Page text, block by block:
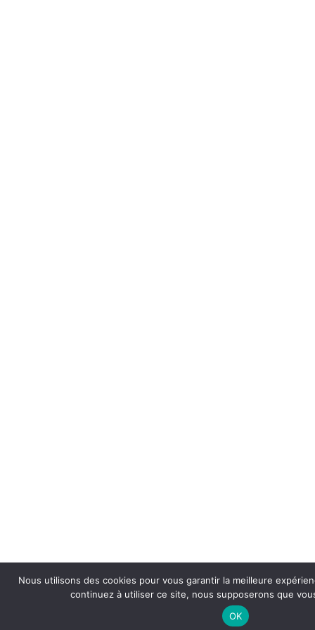
Nous utilisons des cookies pour vous garantir la meilleure
continuez à utiliser ce site, nous supposerons que
OK